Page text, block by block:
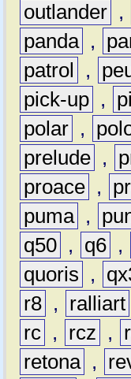
outlander ,
panda ,
patrol
,
pick-up ,
polar ,
prelude ,
proace ,
puma ,
q50 , q6 ,
quoris
,
r8 , ralliart
rc , rcz ,
retona ,